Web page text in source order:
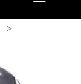
>